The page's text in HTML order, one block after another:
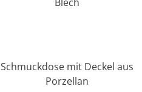
Schmuckdose mit Deckel aus
Porzellan